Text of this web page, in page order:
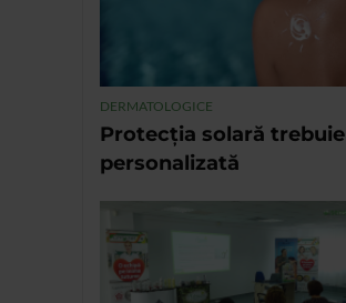
DERMATOLOGICE
Protecția solară trebuie
personalizată